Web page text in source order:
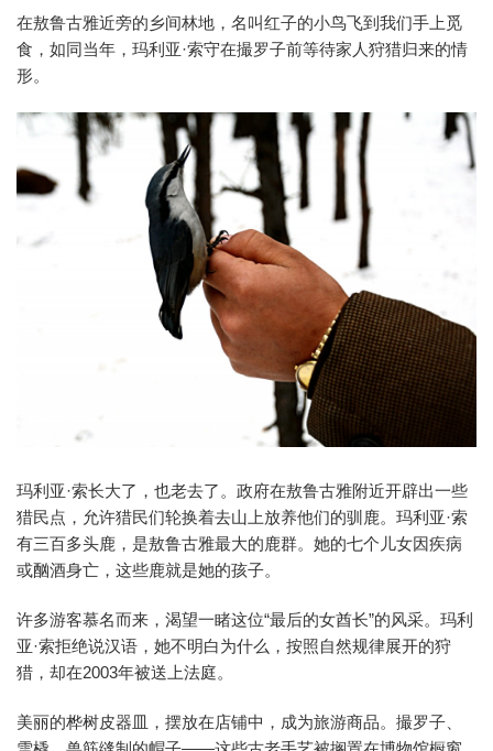
在敖鲁古雅近旁的乡间林地，名叫红子的小鸟飞到我们手上觅
食，如同当年，玛利亚·索守在撮罗子前等待家人狩猎归来的情
形。
玛利亚·索长大了，也老去了。政府在敖鲁古雅附近开辟出一些
猎民点，允许猎民们轮换着去山上放养他们的驯鹿。玛利亚·索
有三百多头鹿，是敖鲁古雅最大的鹿群。她的七个儿女因疾病
或酗酒身亡，这些鹿就是她的孩子。
许多游客慕名而来，渴望一睹这位“最后的女酋长”的风采。玛利
亚·索拒绝说汉语，她不明白为什么，按照自然规律展开的狩
猎，却在2003年被送上法庭。
美丽的桦树皮器皿，摆放在店铺中，成为旅游商品。撮罗子、